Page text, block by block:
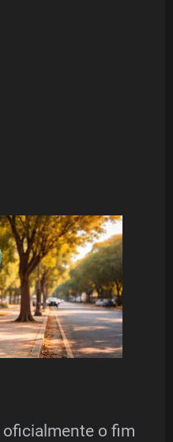
oficialmente o fim